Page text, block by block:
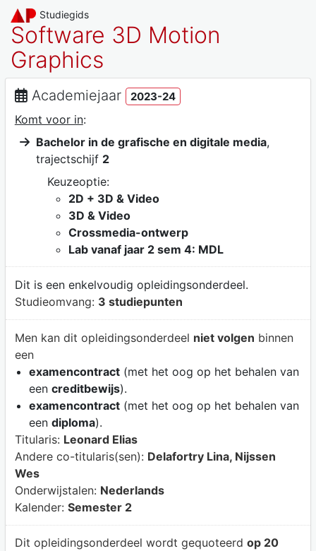
Studiegids
Software 3D Motion
Graphics
Academiejaar 2023-24
Komt voor in:
Bachelor in de grafische en digitale media,
trajectschijf 2
Keuzeoptie:
2D + 3D & Video
3D & Video
Crossmedia-ontwerp
Lab vanaf jaar 2 sem 4: MDL
Dit is een enkelvoudig opleidingsonderdeel.
Studieomvang: 3 studiepunten
Men kan dit opleidingsonderdeel niet volgen binnen
een
examencontract(met het oog op het behalen van
een creditbewijs).
examencontract(met het oog op het behalen van
een diploma).
Titularis: Leonard Elias
Andere co-titularis(sen): Delafortry Lina, Nijssen
Wes
Onderwijstalen: Nederlands
Kalender: Semester 2
Dit opleidingsonderdeel wordt gequoteerd op 20